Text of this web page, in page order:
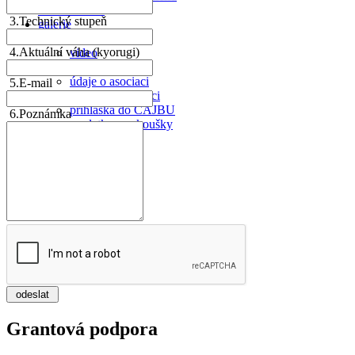
galerie
video
údaje o asociaci
členství v asociaci
přihláška do ČAJBU
poplatky za zkoušky
3.Technický stupeň
4.Aktuální váha (kyorugi)
5.E-mail
6.Poznámka
Grantová podpora